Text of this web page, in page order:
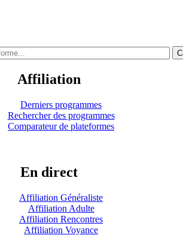
Affiliation
Derniers programmes
Rechercher des programmes
Comparateur de plateformes
En direct
Affiliation Généraliste
Affiliation Adulte
Affiliation Rencontres
Affiliation Voyance